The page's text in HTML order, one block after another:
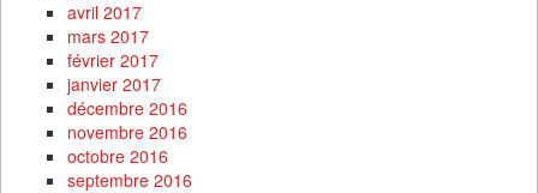
avril 2017
mars 2017
février 2017
janvier 2017
décembre 2016
novembre 2016
octobre 2016
septembre 2016